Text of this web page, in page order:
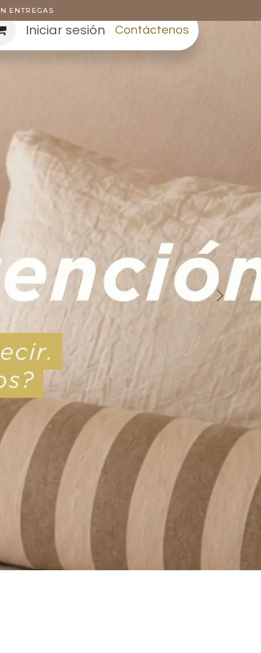
ENTREGAS
Iniciar sesión Contáctenos